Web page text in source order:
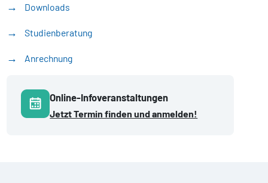
Downloads
Studienberatung
Anrechnung
Online-Infoveranstaltungen
Jetzt Termin finden und anmelden!